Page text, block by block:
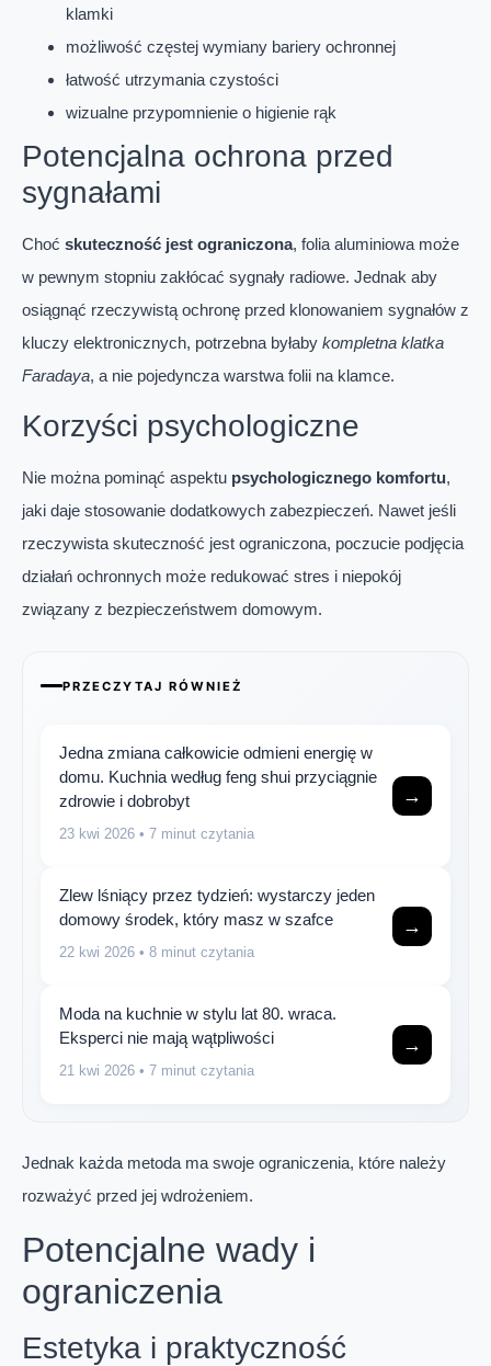
klamki
możliwość częstej wymiany bariery ochronnej
łatwość utrzymania czystości
wizualne przypomnienie o higienie rąk
Potencjalna ochrona przed
sygnałami
Choć skuteczność jest ograniczona, folia aluminiowa może
w pewnym stopniu zakłócać sygnały radiowe. Jednak aby
osiągnąć rzeczywistą ochronę przed klonowaniem sygnałów z
kluczy elektronicznych, potrzebna byłaby kompletna klatka
Faradaya, a nie pojedyncza warstwa folii na klamce.
Korzyści psychologiczne
Nie można pominąć aspektu psychologicznego komfortu,
jaki daje stosowanie dodatkowych zabezpieczeń. Nawet jeśli
rzeczywista skuteczność jest ograniczona, poczucie podjęcia
działań ochronnych może redukować stres i niepokój
związany z bezpieczeństwem domowym.
PRZECZYTAJ RÓWNIEŻ
Jedna zmiana całkowicie odmieni energię w
domu. Kuchnia według feng shui przyciągnie
zdrowie i dobrobyt
23 kwi 2026 • 7 minut czytania
→
Zlew lśniący przez tydzień: wystarczy jeden
domowy środek, który masz w szafce
22 kwi 2026 • 8 minut czytania
→
Moda na kuchnie w stylu lat 80. wraca.
Eksperci nie mają wątpliwości
21 kwi 2026 • 7 minut czytania
→
Jednak każda metoda ma swoje ograniczenia, które należy
rozważyć przed jej wdrożeniem.
Potencjalne wady i
ograniczenia
Estetyka i praktyczność